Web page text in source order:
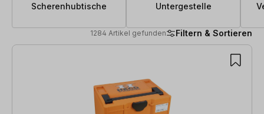
Scherenhubtische Untergestelle
1284 Artikel gefunden Filtern & Sortieren
1284 Artikel gefunden